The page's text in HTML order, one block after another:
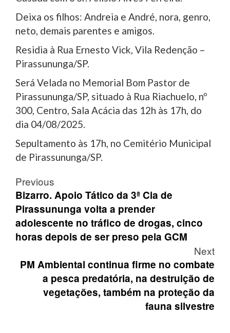
Deixa os filhos: Andreia e André, nora, genro,
neto, demais parentes e amigos.
Residia à Rua Ernesto Vick, Vila Redenção –
Pirassununga/SP.
Será Velada no Memorial Bom Pastor de
Pirassununga/SP, situado à Rua Riachuelo, nº
300, Centro, Sala Acácia das 12h às 17h, do
dia 04/08/2025.
Sepultamento às 17h, no Cemitério Municipal
de Pirassununga/SP.
Post
navigation
Previous
Bizarro. Apoio Tático da 3ª Cia de
Pirassununga volta a prender
adolescente no tráfico de drogas, cinco
horas depois de ser preso pela GCM
Next
PM Ambiental continua firme no combate
a pesca predatória, na destruição de
vegetações, também na proteção da
fauna silvestre